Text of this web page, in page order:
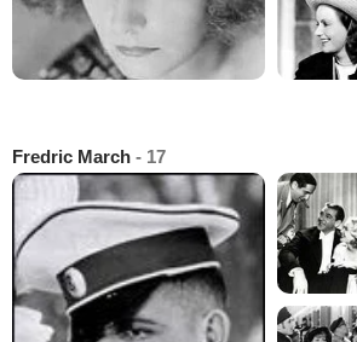
Fredric March - 17